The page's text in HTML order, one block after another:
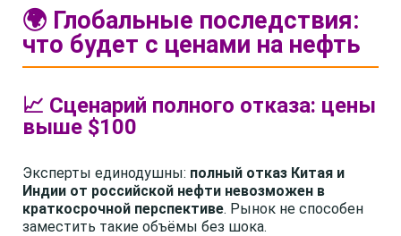
🌍 Глобальные последствия:
что будет с ценами на нефть
📈 Сценарий полного отказа: цены
выше $100
Эксперты единодушны: полный отказ Китая и
Индии от российской нефти невозможен в
краткосрочной перспективе. Рынок не способен
заместить такие объёмы без шока.